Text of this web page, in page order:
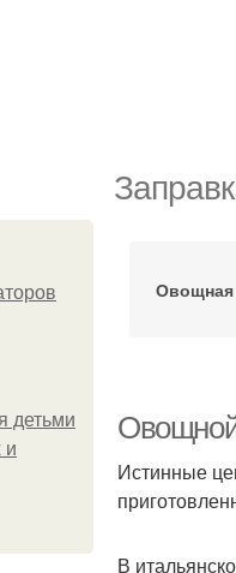
детьми
и
Овощная
Овощной
Истинные
В